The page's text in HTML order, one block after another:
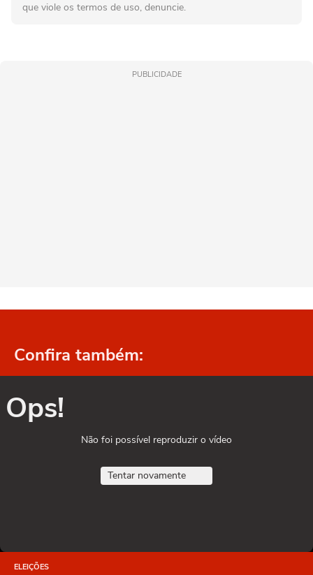
que viole os termos de uso, denuncie.
PUBLICIDADE
Confira também:
Ops!
Não foi possível reproduzir o vídeo
Tentar novamente
ELEIÇÕES